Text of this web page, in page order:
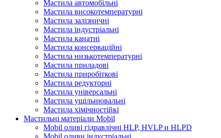
Мастила автомобільні
Мастила високотемпературні
Мастила залізничні
Мастила індустріальні
Мастила канатні
Мастила консерваційні
Мастила низькотемпературні
Мастила приладові
Мастила приробіткові
Мастила редукторні
Мастила універсальні
Мастила ущільнювальні
Мастила хімічностійкі
Мастильні матеріали Mobil
Mobil оливі гідравлічні HLP, HVLP и HLPD
Mobil оливи індустріальні